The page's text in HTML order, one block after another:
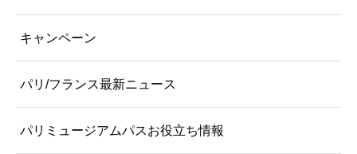
キャンペーン
パリ/フランス最新ニュース
パリミュージアムパスお役立ち情報